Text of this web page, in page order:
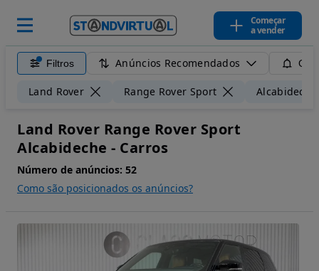
Começar
a vender
Filtros Anúncios Recomendados
Land Rover Range Rover Sport Alcabideche
Land Rover Range Rover Sport
Alcabideche - Carros
Número de anúncios: 52
Como são posicionados os anúncios?